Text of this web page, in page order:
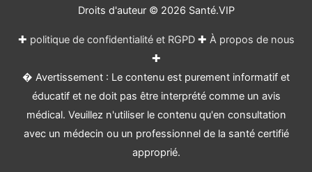
Droits d'auteur © 2026 Santé.VIP
✚ politique de confidentialité et RGPD✚ À propos de nous
✚
� Avertissement : Le contenu est purement informatif et
éducatif et ne doit pas être interprété comme un avis
médical. Veuillez n'utiliser le contenu qu'en consultation
avec un médecin ou un professionnel de la santé certifié
approprié.